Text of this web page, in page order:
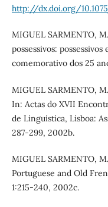
http://dx.doi.org/
MIGUEL SARMENTO,
possessivos:
comemorativo dos 25
MIGUEL SARMENTO,
In: Actas do XVII
de Linguística, Lisboa:
287-299, 2002b.
MIGUEL SARMENTO,
Portuguese and Old
1:215-240, 2002c.